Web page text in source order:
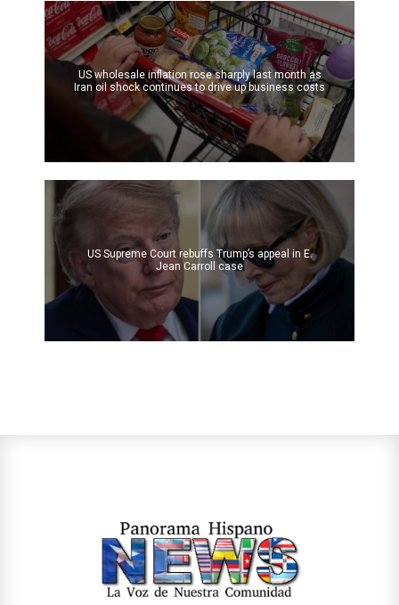
US wholesale inflation rose sharply last month as
Iran oil shock continues to drive up business costs
US Supreme Court rebuffs Trump’s appeal in E.
Jean Carroll case